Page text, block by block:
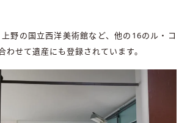
野の国立西洋美術館など、他の16のル・コ
わせて遺産にも登録されています。